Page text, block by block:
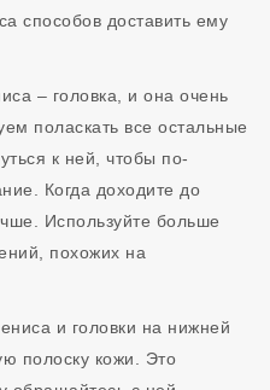
способов доставить ему
– головка, и она очень
поласкать все остальные
к ней, чтобы по-
Когда доходите до
Используйте больше
похожих на
и головки на нижней
полоску кожи. Это